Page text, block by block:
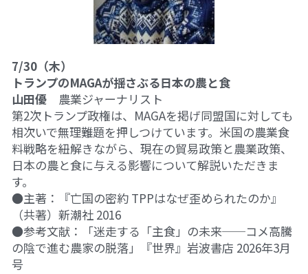
7/30（木）
トランプのMAGAが揺さぶる日本の農と食
山田優 農業ジャーナリスト
第2次トランプ政権は、MAGAを掲げ同盟国に対しても
相次いで無理難題を押しつけています。米国の農業食
料戦略を紐解きながら、現在の貿易政策と農業政策、
日本の農と食に与える影響について解説いただきま
す。
●主著：『亡国の密約 TPPはなぜ歪められたのか』
（共著）新潮社 2016
●参考文献：「迷走する「主食」の未来──コメ高騰
の陰で進む農家の脱落」『世界』 岩波書店 2026年3月
号